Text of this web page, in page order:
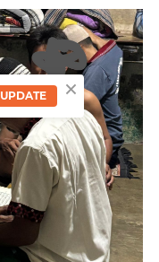
×
UPDATE